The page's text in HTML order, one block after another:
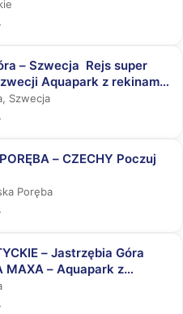
Rejs super
z rekinami,
Specjalna
Szwecja
– CZECHY Poczuj
Poręba
– Jastrzębia Góra
Aquapark z
Tag, Misja Specjalna